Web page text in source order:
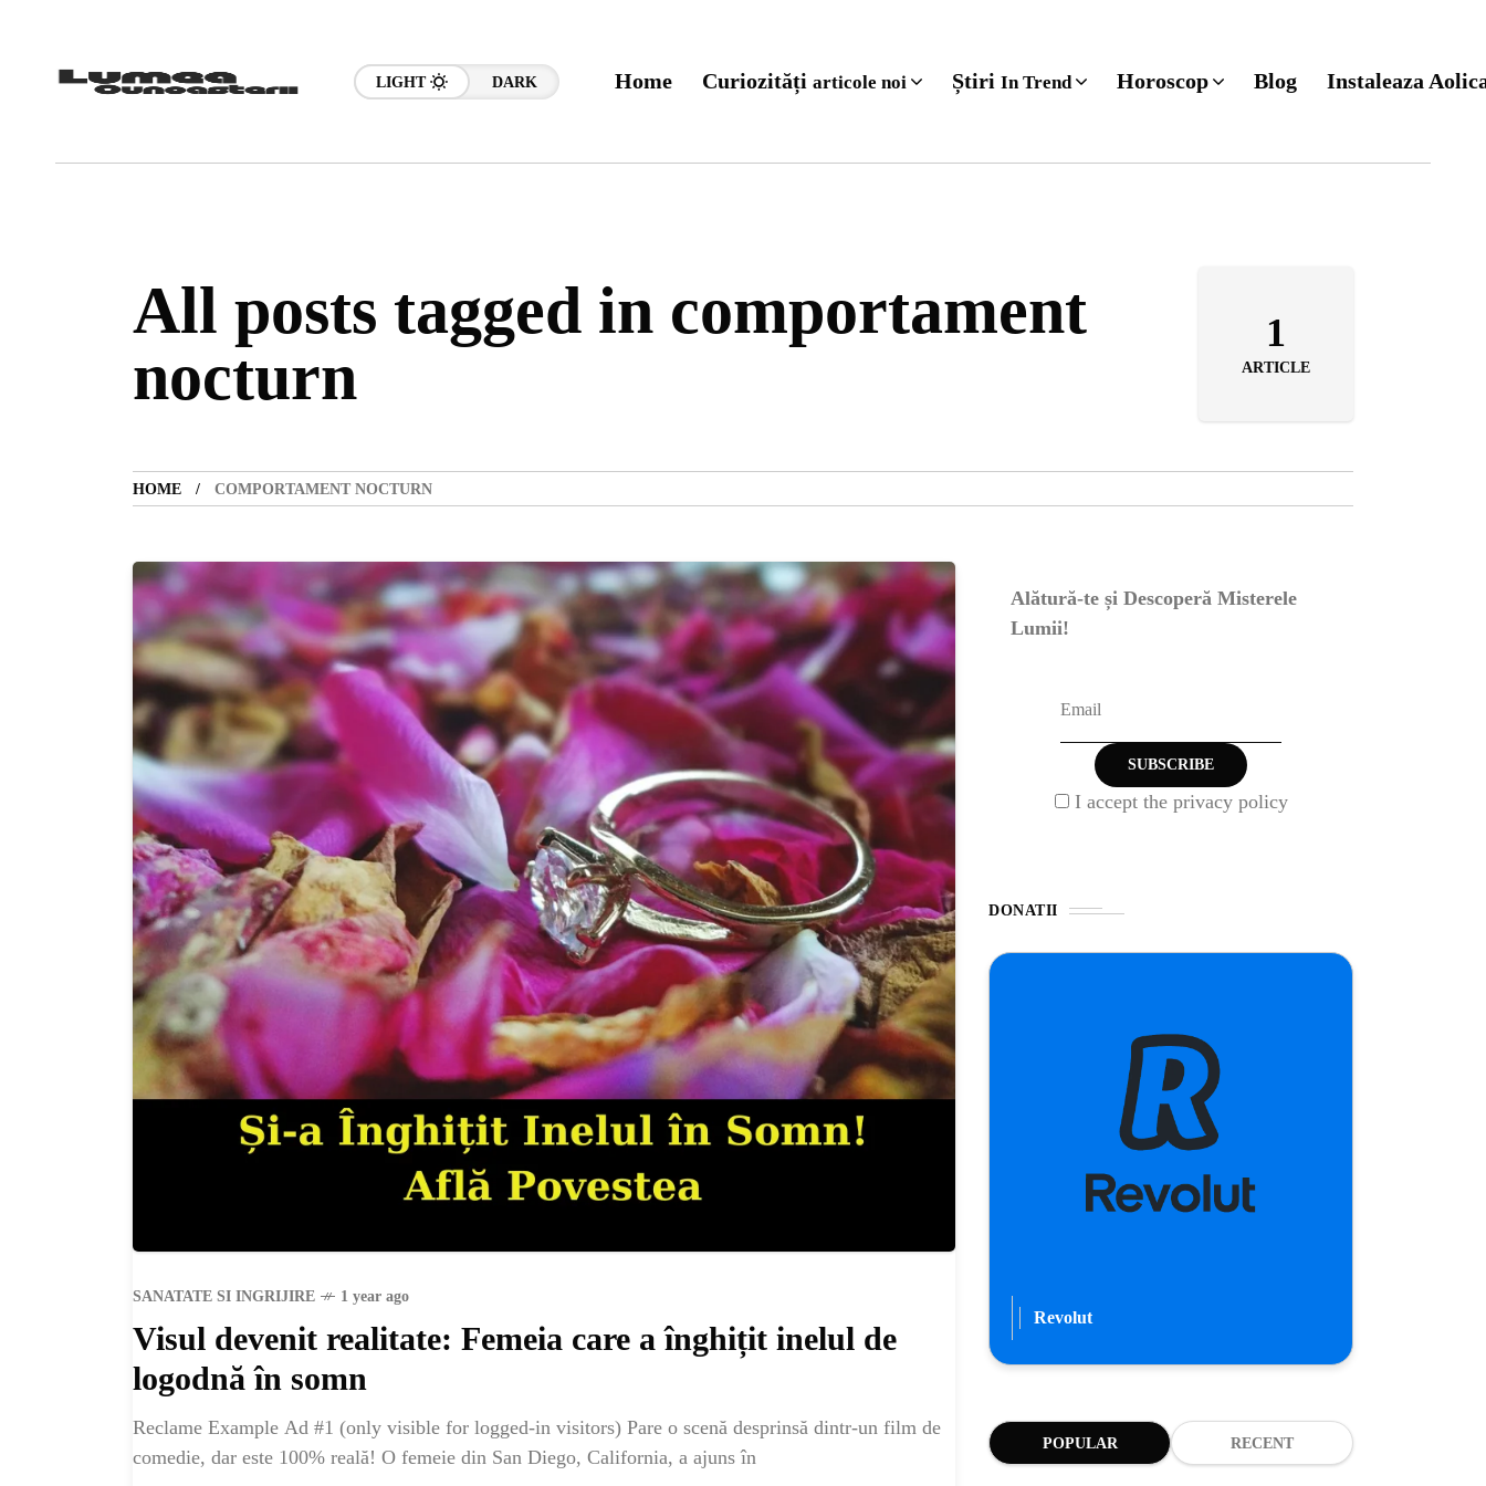
LIGHT DARK Home Curiozități articole noi Știri In Trend Horoscop Blog Instaleaza
All posts tagged in comportament
nocturn
1
ARTICLE
HOME COMPORTAMENT NOCTURN
SANATATE SI INGRIJIRE 1 year ago
Visul devenit realitate: Femeia care a înghițit inelul de
logodnă în somn
Reclame Example Ad #1 (only visible for logged-in visitors) Pare o scenă desprinsă dintr-un film de
comedie, dar este 100% reală! O femeie din San Diego, California, a ajuns în
Alătură-te și Descoperă Misterele
Lumii!
I accept the privacy policy
DONATII
Revolut
POPULAR RECENT